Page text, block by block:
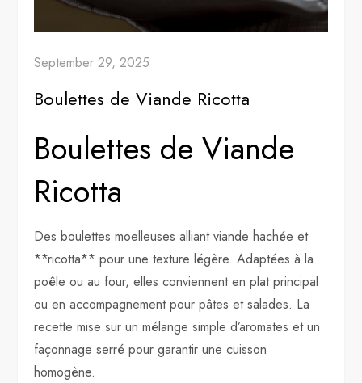
September 29, 2025
Boulettes de Viande Ricotta
Boulettes de Viande
Ricotta
Des boulettes moelleuses alliant viande hachée et
**ricotta** pour une texture légère. Adaptées à la
poêle ou au four, elles conviennent en plat principal
ou en accompagnement pour pâtes et salades. La
recette mise sur un mélange simple d’aromates et un
façonnage serré pour garantir une cuisson
homogène.